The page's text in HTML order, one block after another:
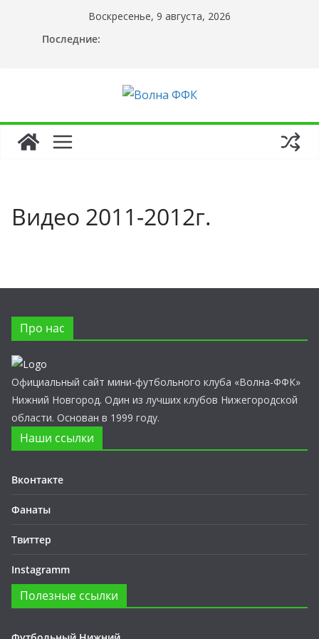
содержимому
Воскресенье, 9 августа, 2026
Последние:
Видео 2011-2012г.
Про нас
Официальный сайт мини-футбольного клуба «Волна-ФФК»
Нижний Новгород. Один из лучших клубов Нижегородской
области. Основан в 1999 году.
Наши ссылки
Вконтакте
Фанаты
Твиттер
Instagramm
Полезные ссылки